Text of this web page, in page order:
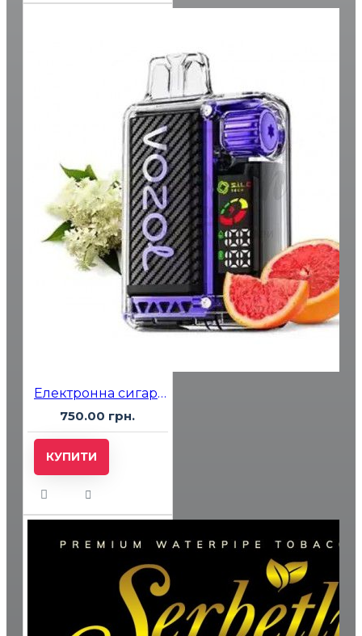
Електронна сигарета Vozol 20000 Elderflower Grapefruit (Бузина Грейпфрут)
750.00 грн.
КУПИТИ